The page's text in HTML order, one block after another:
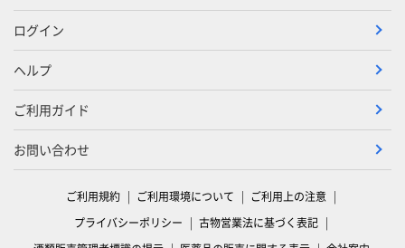
ログイン
ヘルプ
ご利用ガイド
お問い合わせ
ご利用規約 ご利用環境について
ご利用上の注意
プライバシーポリシー
古物営業法に基づく表記